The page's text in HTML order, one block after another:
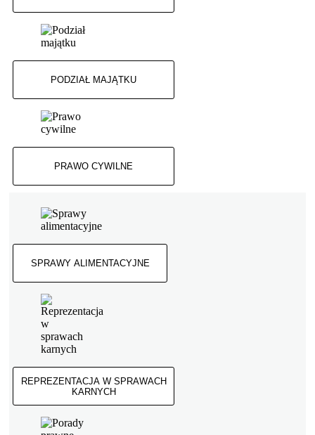
PODZIAŁ MAJĄTKU
PRAWO CYWILNE
SPRAWY ALIMENTACYJNE
REPREZENTACJA W SPRAWACH
KARNYCH